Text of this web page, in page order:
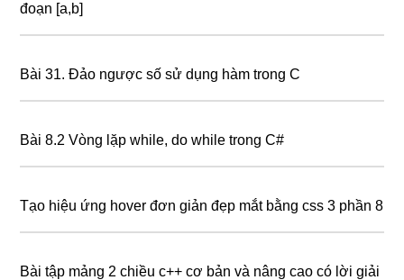
đoạn [a,b]
Bài 31. Đảo ngược số sử dụng hàm trong C
Bài 8.2 Vòng lặp while, do while trong C#
Tạo hiệu ứng hover đơn giản đẹp mắt bằng css 3 phần 8
Bài tập mảng 2 chiều c++ cơ bản và nâng cao có lời giải